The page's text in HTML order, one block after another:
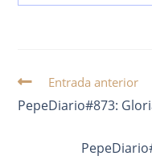
Entrada anterior
PepeDiario#873: